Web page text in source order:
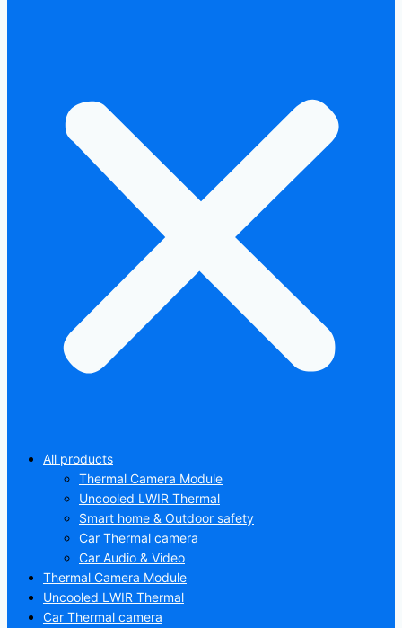
All products
Thermal Camera Module
Uncooled LWIR Thermal
Smart home & Outdoor safety
Car Thermal camera
Car Audio & Video
Thermal Camera Module
Uncooled LWIR Thermal
Car Thermal camera